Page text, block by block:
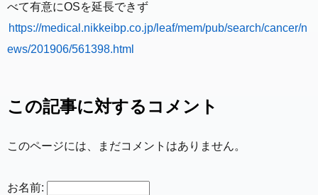
べて有意にOSを延長できず
https://medical.nikkeibp.co.jp/leaf/mem/pub/search/cancer/n
ews/201906/561398.html
この記事に対するコメント
このページには、まだコメントはありません。
お名前: